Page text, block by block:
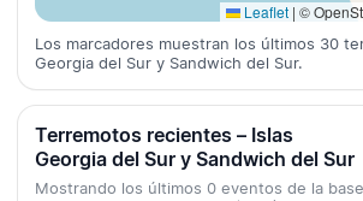
Leaflet | ©
Los marcadores muestran los últimos 30
Georgia del Sur y Sandwich del Sur.
Terremotos recientes – Islas
Georgia del Sur y Sandwich del Sur
Mostrando los últimos 0 eventos de la base